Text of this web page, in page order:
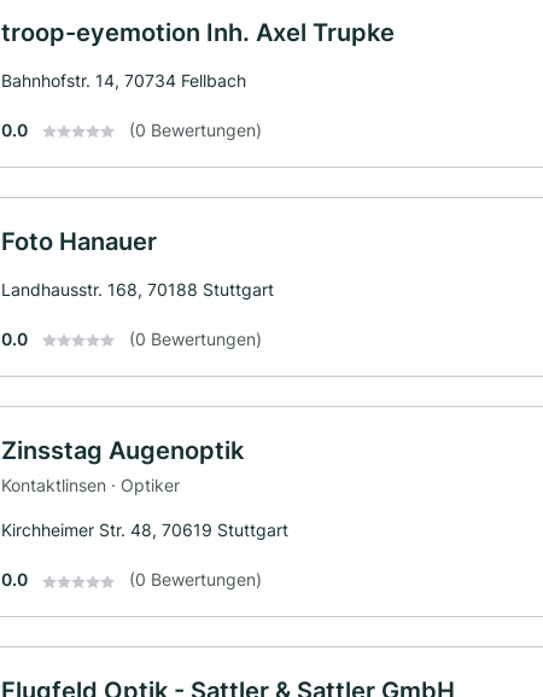
troop-eyemotion Inh. Axel Trupke
Bahnhofstr. 14, 70734 Fellbach
0.0 (0 Bewertungen)
Foto Hanauer
Landhausstr. 168, 70188 Stuttgart
0.0 (0 Bewertungen)
Zinsstag Augenoptik
Kontaktlinsen · Optiker
Kirchheimer Str. 48, 70619 Stuttgart
0.0 (0 Bewertungen)
Flugfeld Optik - Sattler & Sattler GmbH